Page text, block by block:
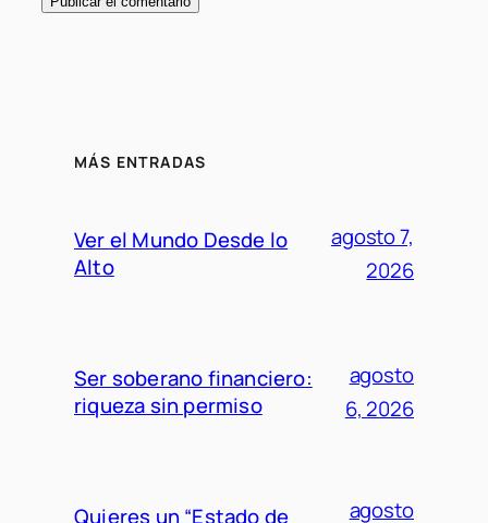
MÁS ENTRADAS
Ver el Mundo Desde lo
Alto
agosto 7,
2026
Ser soberano financiero:
riqueza sin permiso
agosto
6, 2026
Quieres un “Estado de
agosto